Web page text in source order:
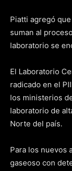
Piatti agregó
suman al
laboratorio se
El Laboratorio
radicado en el
los ministerios
laboratorio de
Norte del país.
Para los nuevos
gaseoso con